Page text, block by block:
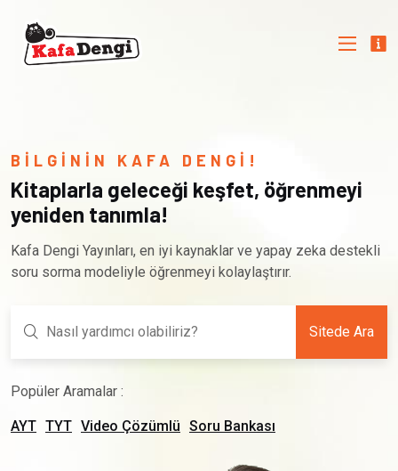
BİLGİNİN KAFA DENGİ!
Kitaplarla geleceği keşfet, öğrenmeyi
yeniden tanımla!
Kafa Dengi Yayınları, en iyi kaynaklar ve yapay zeka destekli
soru sorma modeliyle öğrenmeyi kolaylaştırır.
Sitede Ara
Popüler Aramalar :
AYT TYT Video Çözümlü Soru Bankası